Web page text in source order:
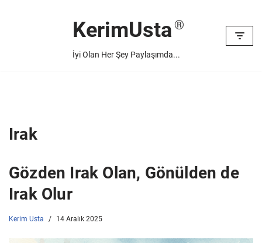
KerimUsta
İyi Olan Her Şey Paylaşımda...
Irak
Gözden Irak Olan, Gönülden de
Irak Olur
Kerim Usta 14 Aralık 2025